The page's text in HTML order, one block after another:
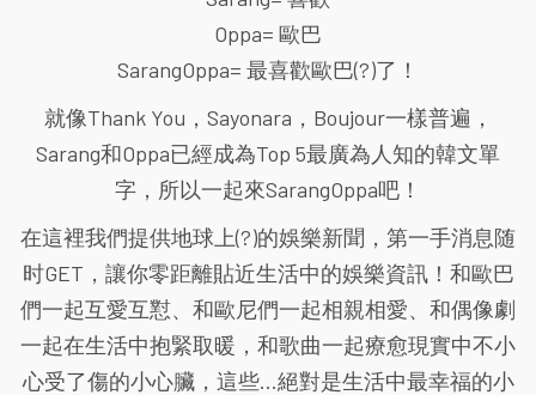
Oppa= 歐巴
SarangOppa= 最喜歡歐巴(?)了！
就像Thank You，Sayonara，Boujour一樣普遍，
Sarang和Oppa已經成為Top 5最廣為人知的韓文單
字，所以一起來SarangOppa吧！
在這裡我們提供地球上(?)的娛樂新聞，第一手消息随
时GET，讓你零距離貼近生活中的娛樂資訊！和歐巴
們一起互愛互懟、和歐尼們一起相親相愛、和偶像劇
一起在生活中抱緊取暖，和歌曲一起療愈現實中不小
心受了傷的小心臟，這些...絕對是生活中最幸福的小